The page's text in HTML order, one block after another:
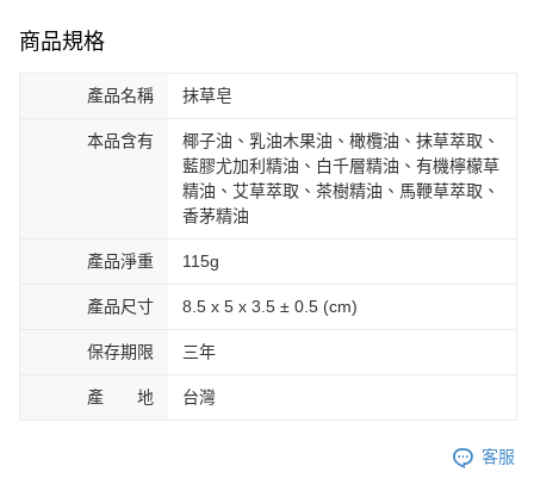
商品規格
產品名稱 抹草皂
本品含有
椰子油、乳油木果油、橄欖油、抹草萃取、
藍膠尤加利精油、白千層精油、有機檸檬草
精油、艾草萃取、茶樹精油、馬鞭草萃取、
香茅精油
產品淨重 115g
產品尺寸 8.5 x 5 x 3.5 ± 0.5 (cm)
保存期限 三年
產 地 台灣
客服